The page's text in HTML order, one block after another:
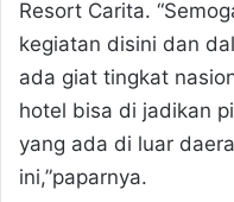
Resort Carita.
kegiatan disini dan
ada giat tingkat
hotel bisa di jadikan
yang ada di luar
ini,”paparnya.